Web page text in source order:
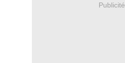
Publicité